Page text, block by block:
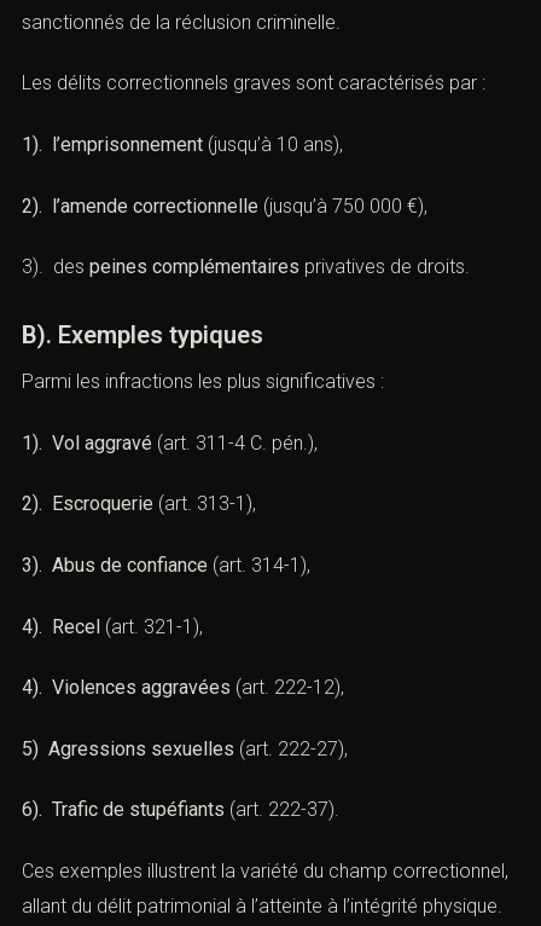
sanctionnés de la réclusion criminelle.
Les délits correctionnels graves sont caractérisés par :
1). l’emprisonnement (jusqu’à 10 ans),
2). l’amende correctionnelle (jusqu’à 750 000 €),
3). des peines complémentaires privatives de droits.
B). Exemples typiques
Parmi les infractions les plus significatives :
1). Vol aggravé (art. 311-4 C. pén. ),
2). Escroquerie (art. 313-1 ),
3). Abus de confiance (art. 314-1)
4). Recel (art. 321-1 ),
4). Violences aggravées (art. 222-12),
5) Agressions sexuelles (art. 222-27),
6). Trafic de stupéfiants (art. 222-37).
Ces exemples illustrent la variété du champ
correctionnel, allant du délit patrimonial à l’atteinte à